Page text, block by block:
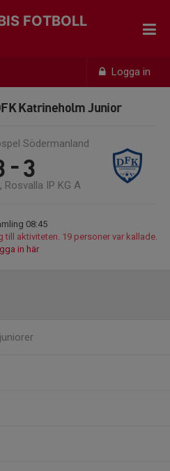
Logga in
FOTBOLL
Katrineholm Junior
Södermanland
- 3
Rosvalla IP KG A
08:45
till aktiviteten. 19 personer var kallade.
in här